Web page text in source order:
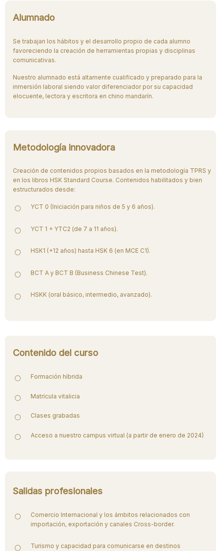
Alumnado
Se trabajan los hábitos y el desarrollo propio de cada alumno
favoreciendo la creación de herramientas propias y disciplinas
comunicativas.
Nuestro alumnado está altamente cualificado y preparado para la
inmersión laboral siendo valor diferenciador por su capacidad
elocuente, lectora y escritora en chino mandarín.
Metodología innovadora
Creación de contenidos propios basados en la metodología TPRS y
en los libros HSK Standard Course. Contenidos habilitados y bien
estructurados desde:
YCT 0 (Iniciación para niños de 5 y 6 años).
YCT 1 + YTC2 (de 7 a 11 años).
HSK1 (+12 años) hasta HSK 6 (en MCE C1).
BCT A y BCT B (Business Chinese Test).
HSKK (oral básico, intermedio, avanzado).
Contenido del curso
Formación híbrida
Matrícula vitalicia
Clases grabadas
Acceso a nuestro campus virtual (a partir de enero de 2024)
Salidas profesionales
Comercio Internacional y los ámbitos relacionados con
importación, exportación y canales Cross-border.
Turismo y capacidad para comunicarse en destinos